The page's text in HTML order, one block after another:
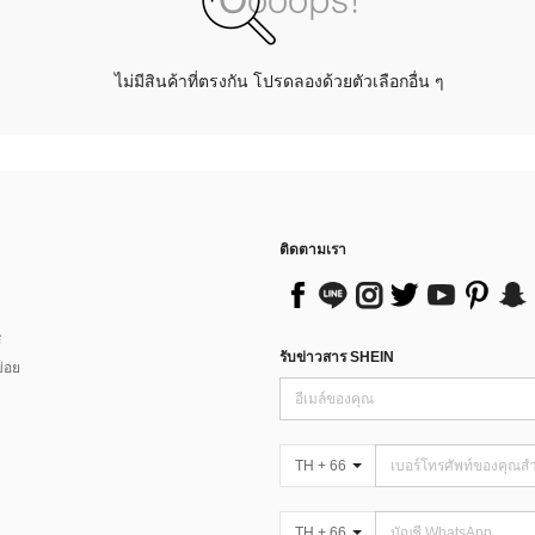
ไม่มีสินค้าที่ตรงกัน โปรดลองด้วยตัวเลือกอื่น ๆ
ย
ติดตามเรา
รับข่าวสาร SHEIN
TH + 66